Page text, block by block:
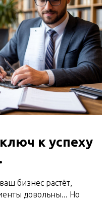
к успеху
бизнес растёт,
довольны... Но